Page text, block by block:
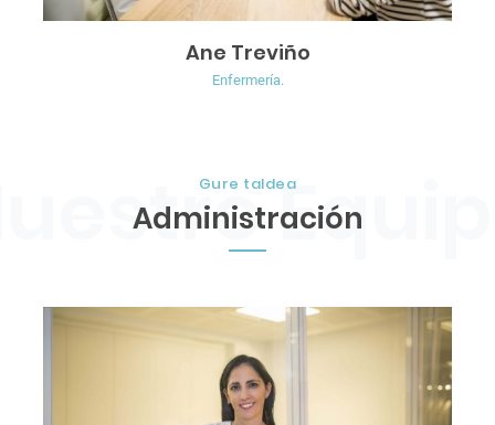
Ane Treviño
Enfermería.
Gure taldea
Administración